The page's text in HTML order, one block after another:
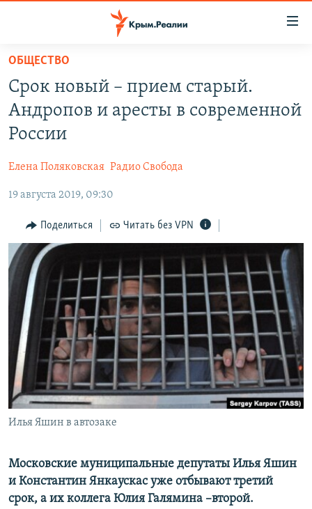
Вернуться
основному
содержанию
Вернутся
главной
Вернутся
поиску
СПЕЦПРОЕКТЫ
11 ЛЕТ ОККУПАЦИИ КРЫМА. 11 ИСТОРИЙ СОПРОТИВЛЕНИЯ
ВОДА
ЕЩЕ
ИНТЕРАКТИВ
ИНФОГРАФИКА
ТЕЛЕПРОЕКТ КРЫМ.РЕАЛИИ
СОВЕТЫ ПРАВОЗАЩИТНИКОВ
ПРОПАВШИЕ БЕЗ ВЕСТИ
ПОБЕДИТЕЛЕЙ НЕ СУДЯТ?
КРЫМ.НЕПОКОРЕННЫЙ
ELIFBE
УКРАИНСКАЯ ПРОБЛЕМА КРЫМА
РАДІО СВОБОДА
КАК ОБОЙТИ БЛОКИРОВКУ
Українською
Qırımtatar
ПРИСОЕДИНЯЙТЕСЬ!
Все сайты RFE/RL
ОБЩЕСТВО
Срок новый – прием старый.
Андропов и аресты в современной
России
Елена Поляковская Радио Свобода
19 августа 2019, 09:30
Поделиться Читать без VPN
Илья Яшин в автозаке
Московские муниципальные депутаты Илья Яшин
и Константин Янкаускас уже отбывают третий
срок, а их коллега Юлия Галямина –​второй.